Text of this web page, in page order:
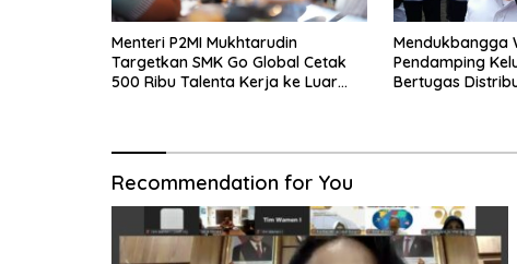
Menteri P2MI Mukhtarudin
Targetkan SMK Go Global Cetak
500 Ribu Talenta Kerja ke Luar
Mendukbangga
Pendamping
Bertugas
Recommendation for You